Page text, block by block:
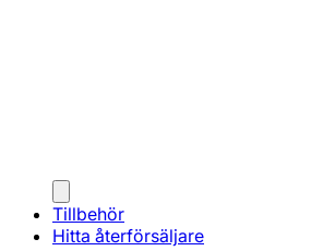
Tillbehör
Hitta återförsäljare